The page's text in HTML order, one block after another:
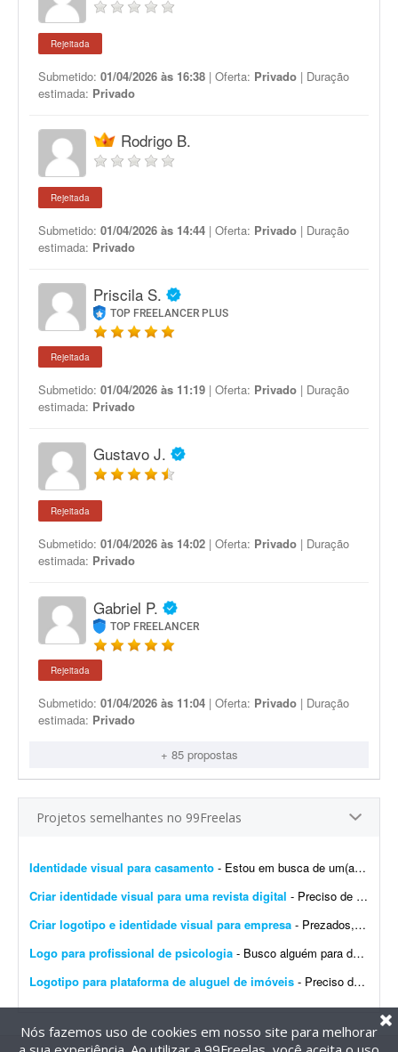
Rejeitada
Submetido: 01/04/2026 às 16:38 | Oferta: Privado | Duração
estimada: Privado
Rodrigo B.
Rejeitada
Submetido: 01/04/2026 às 14:44 | Oferta: Privado | Duração
estimada: Privado
Priscila S.
TOP FREELANCER PLUS
Rejeitada
Submetido: 01/04/2026 às 11:19 | Oferta: Privado | Duração
estimada: Privado
Gustavo J.
Rejeitada
Submetido: 01/04/2026 às 14:02 | Oferta: Privado | Duração
estimada: Privado
Gabriel P.
TOP FREELANCER
Rejeitada
Submetido: 01/04/2026 às 11:04 | Oferta: Privado | Duração
estimada: Privado
+ 85 propostas
Projetos semelhantes no 99Freelas
Identidade visual para casamento - Estou em busca de um(a) designer para desenvolver a identidade visual para o meu casamento. O estilo será inspirado no universo medieval/encantado; temos como referência O Senhor dos A...
Criar identidade visual para uma revista digital - Preciso de uma identidade visual para uma revista digital. Logo, destaques, materiais de apoio, como caneca, camisa, todo branding.
Criar logotipo e identidade visual para empresa - Prezados, tenho uma pessoa em mente para o trabalho e a direcionarei a este projeto. Trata-se da criação de logotipo e identidade visual para a empresa do agronegócio Agromation.
Logo para profissional de psicologia - Busco alguém para desenvolver uma identidade visual para meu instagram como profissional de psicologia.
Logotipo para plataforma de aluguel de imóveis - Preciso de um designer para produzir os arquivos finais de um logotipo já 100% definido. Não é um trabalho de criação ou conceito - o logotipo, as cores, a tipogr...
Nós fazemos uso de cookies em nosso site para melhorar